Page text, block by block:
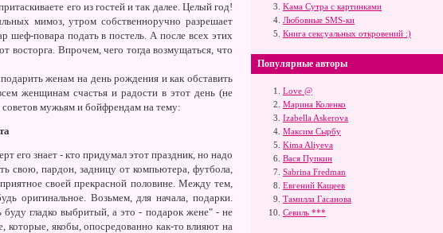
его из гостей и так далее. Целый год!
мимоз, утром собственноручно разрешает
шеф-повара подать в постель. А после всех этих
восторга. Впрочем, чего тогда возмущаться, что
женам на день рождения и как обставить
женщинам счастья и радости в этот день (не
советов мужьям и бойфрендам на тему:
его знает - кто придумал этот праздник, но надо
свою, пардон, задницу от компьютера, футбола,
своей прекрасной половине. Между тем,
оригинальное. Возьмем, для начала, подарки.
гладко выбритый, а это - подарок жене" - не
якобы, опосредованно как-то влияют на
Kама Сутра с картинками
Любовные SMS-ки
Книга сексуальных откровений :)
Популярные авторы
Love @
Марина Коленко
Izabella Askerova
Максим Сырбу
Kima Aliyeva
Вася Пупкин
Sabrina Fredman
Евгений Кащеев
Тамилла Гасанова
Севиль ***